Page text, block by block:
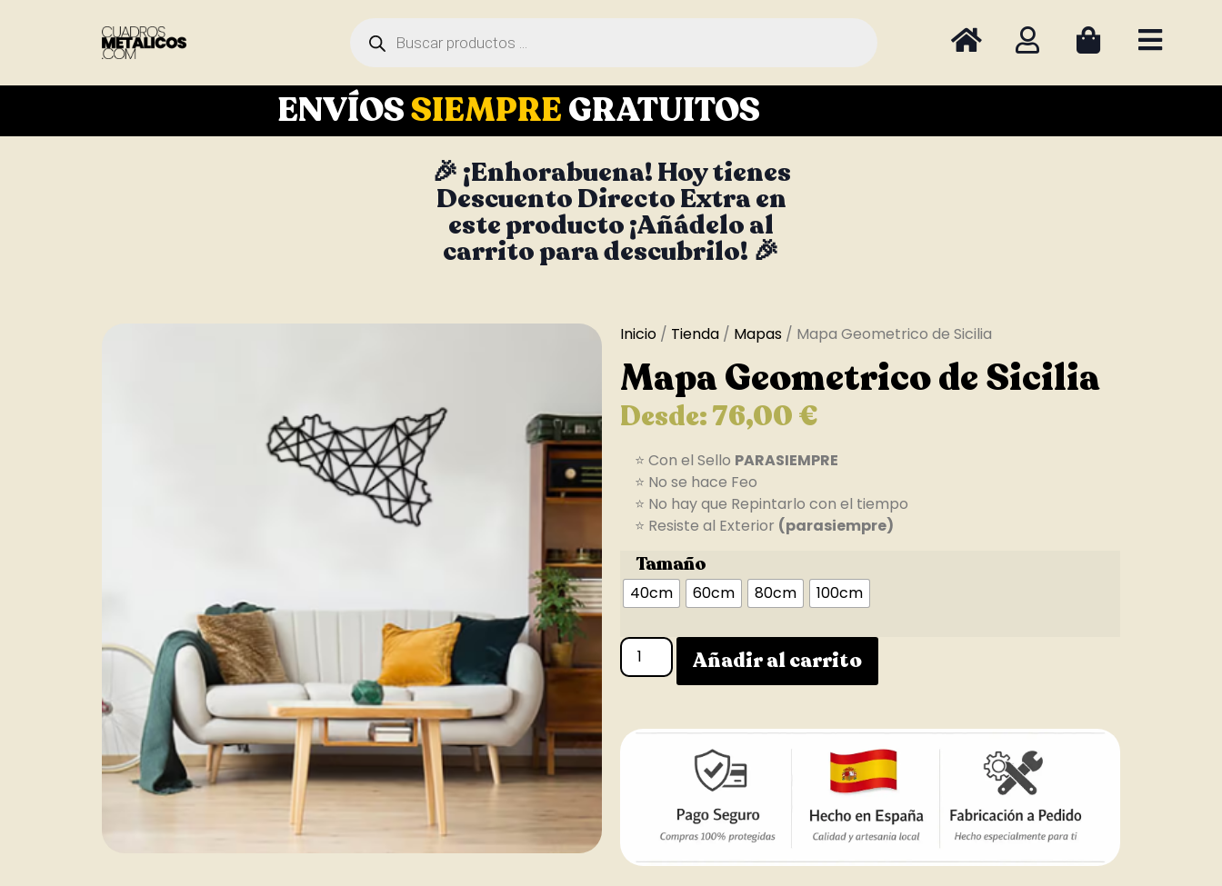
ENVÍOSSIEMPREGRATUITOS
🎉 ¡Enhorabuena! Hoy tienes
Descuento Directo Extra en
este producto ¡Añádelo al
carrito para descubrilo! 🎉
Inicio / Tienda / Mapas / Mapa Geometrico de Sicilia
Mapa Geometrico de Sicilia
Desde:76,00€
⭐ Con el Sello PARASIEMPRE
⭐ No se hace Feo
⭐ No hay que Repintarlo con el tiempo
⭐ Resiste al Exterior (parasiempre)
Tamaño
40cm 60cm 80cm 100cm
Añadir al carrito